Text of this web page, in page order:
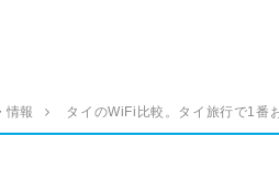
情報 タイのWiFi比較。タイ旅行で1番